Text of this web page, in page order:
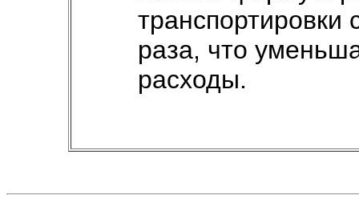
транспортировки
раза, что
расходы.